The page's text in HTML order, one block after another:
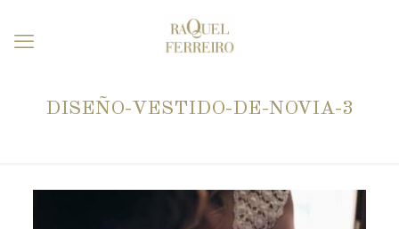
DISEÑO-VESTIDO-DE-NOVIA-3